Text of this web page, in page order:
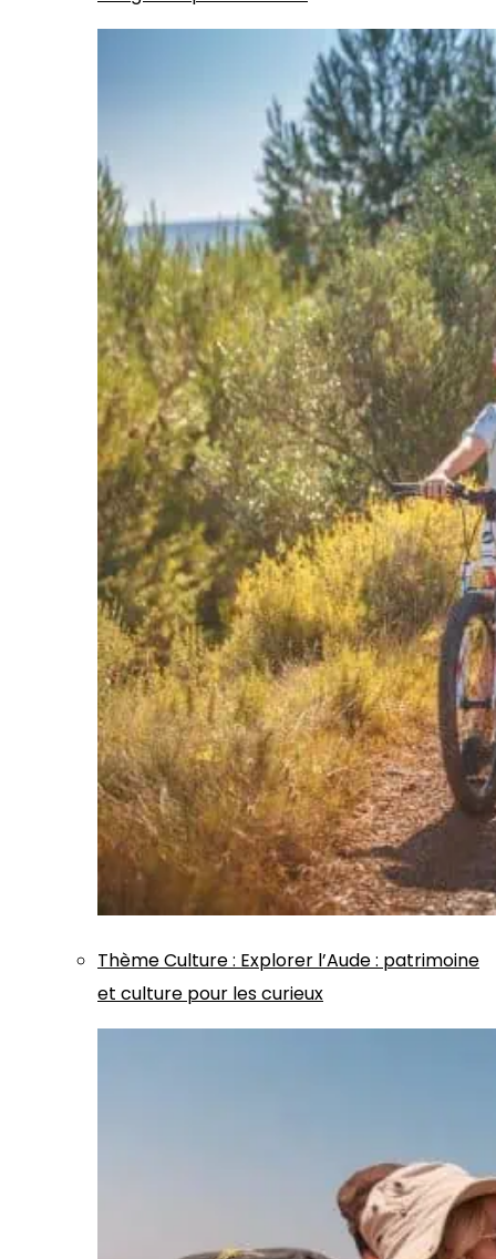
ThèmeCulture: Explorer l’Aude : patrimoine
et culture pour les curieux